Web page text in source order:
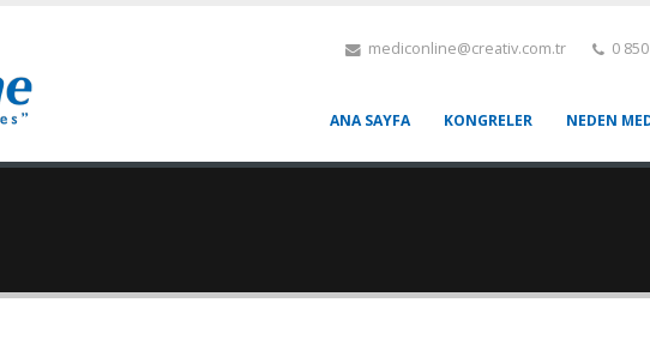
mediconline@creativ.com.tr 0
ANA SAYFA KONGRELER NEDEN